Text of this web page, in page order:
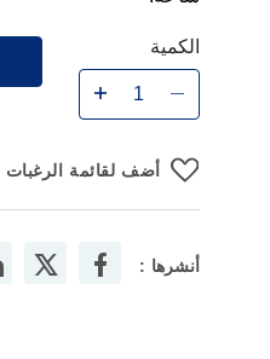
الكمية
أضف لقائمة الرغبات
أنشرها :